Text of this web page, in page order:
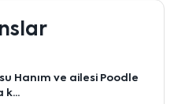
Hanım ve ailesi Poodle
k...